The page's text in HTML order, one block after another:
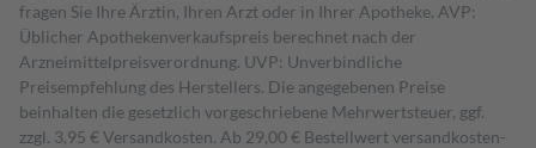
fragen Sie Ihre Ärztin, Ihren Arzt oder in Ihrer Apotheke. AVP:
Üblicher Apothekenverkaufspreis berechnet nach der
Arzneimittelpreisverordnung. UVP: Unverbindliche
Preisempfehlung des Herstellers. Die angegebenen Preise
beinhalten die gesetzlich vorgeschriebene Mehrwertsteuer, ggf.
zzgl. 3,95 € Versandkosten. Ab 29,00 € Bestell­wert versand­kosten­